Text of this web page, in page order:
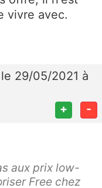
vivre avec.
le 29/05/2021 à
+ -
aux prix low-
Free chez